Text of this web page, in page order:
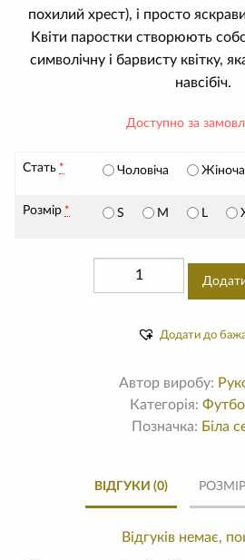
похилий хрест), і просто
Квіти паростки створюють
символічну і барвисту квітку,
навсібіч.
Доступно за
Стать * Чоловіча Жіноча
Розмір * S M L
Додати до
Автор виробу:
Категорія:
Позначка: Біла
ВІДГУКИ (0)
Відгуків немає,